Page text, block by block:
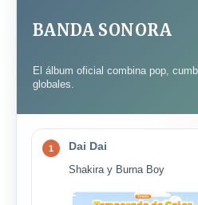
BANDA SONORA
El álbum oficial combina pop,
globales.
1 Dai Dai
Shakira y Burna Boy